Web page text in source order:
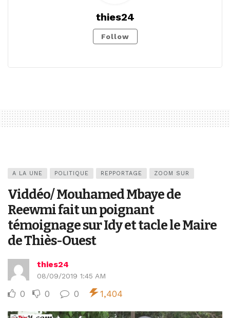
thies24
Follow
A LA UNE POLITIQUE REPPORTAGE ZOOM SUR
Viddéo/ Mouhamed Mbaye de
Reewmi fait un poignant
témoignage sur Idy et tacle le Maire
de Thiès-Ouest
thies24
08/09/2019 1:45 AM
0 0 0 1,404